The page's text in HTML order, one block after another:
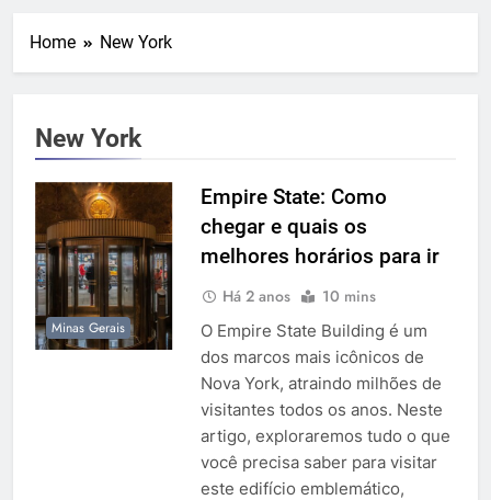
Primeiro Do
Home New York
New York
Minas Gerais
Empire State: Como
chegar e quais os
melhores horários para ir
Há 2 anos 10 mins
O Empire State Building é um
dos marcos mais icônicos de
Nova York, atraindo milhões de
visitantes todos os anos. Neste
artigo, exploraremos tudo o que
você precisa saber para visitar
este edifício emblemático,